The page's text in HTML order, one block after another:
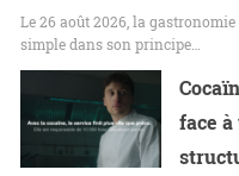
Le 26 août 2026, la
simple dans son principe…
face